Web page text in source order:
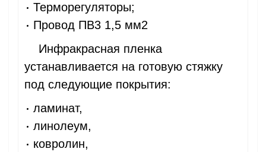
Терморегуляторы;
Провод ПВ3 1,5 мм2
Инфракрасная пленка
устанавливается на готовую стяжку
под следующие покрытия:
ламинат,
линолеум,
ковролин,